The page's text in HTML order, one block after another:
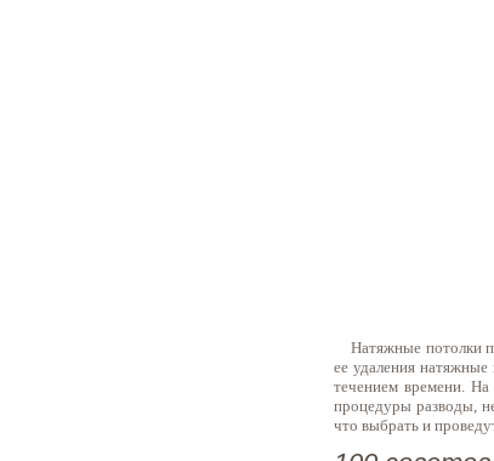
Натяжные потолки
ее удаления
течением времени.
процедуры разводы,
что выбрать и